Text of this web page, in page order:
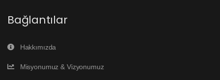
Bağlantılar
Hakkımızda
Misyonumuz & Vizyonumuz